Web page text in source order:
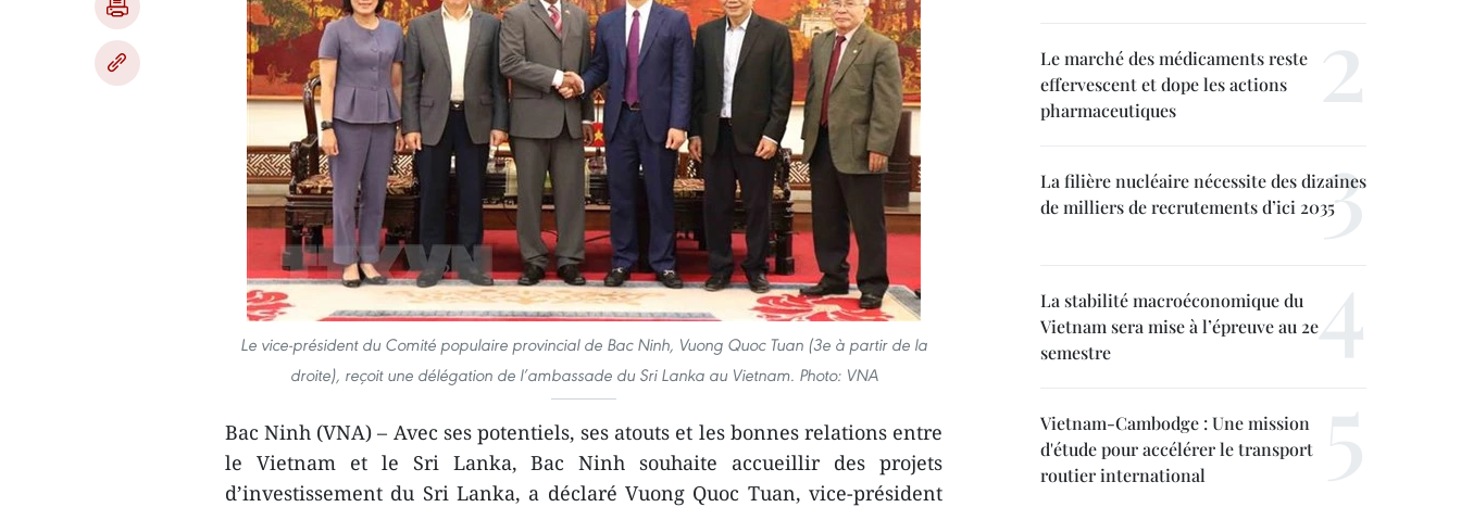
Le vice-président du Comité populaire provincial de Bac Ninh, Vuong Quoc Tuan (3e à partir de la
droite), reçoit une délégation de l’ambassade du Sri Lanka au Vietnam. Photo: VNA
Bac Ninh (VNA) – Avec ses potentiels, ses atouts et les bonnes relations entre
le Vietnam et le Sri Lanka, Bac Ninh souhaite accueillir des projets
d’investissement du Sri Lanka, a déclaré Vuong Quoc Tuan, vice-président
Le marché des médicaments reste
effervescent et dope les actions
pharmaceutiques
La filière nucléaire nécessite des dizaines
de milliers de recrutements d’ici 2035
La stabilité macroéconomique du
Vietnam sera mise à l’épreuve au 2e
semestre
Vietnam-Cambodge : Une mission
d'étude pour accélérer le transport
routier international